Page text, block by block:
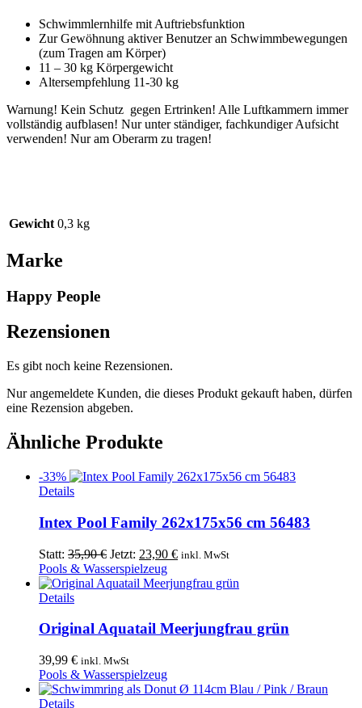
Schwimmlernhilfe mit Auftriebsfunktion
Zur Gewöhnung aktiver Benutzer an Schwimmbewegungen
(zum Tragen am Körper)
11 – 30 kg Körpergewicht
Altersempfehlung 11-30 kg
Warnung! Kein Schutz gegen Ertrinken! Alle Luftkammern immer
vollständig aufblasen! Nur unter ständiger, fachkundiger Aufsicht
verwenden! Nur am Oberarm zu tragen!
Gewicht 0,3 kg
Marke
Happy People
Rezensionen
Es gibt noch keine Rezensionen.
Nur angemeldete Kunden, die dieses Produkt gekauft haben, dürfen
eine Rezension abgeben.
Ähnliche Produkte
-33%
Details
Intex Pool Family 262x175x56 cm 56483
Statt: 35,90€ Ursprünglicher
Preis
war:
Jetzt: 23,90 €Aktueller
ist:
inkl. MwSt
Pools & Wasserspielzeug
Details
Original Aquatail Meerjungfrau grün
39,99 € inkl. MwSt
Pools & Wasserspielzeug
DetailsDieses